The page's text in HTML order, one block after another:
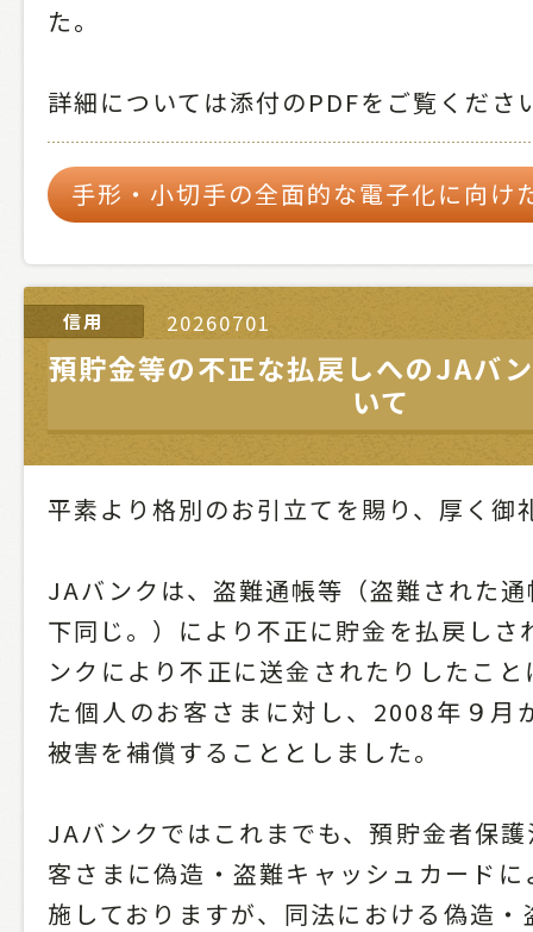
た。
詳細については添付のPDFをご覧くださ
手形・小切手の全面的な電子化に向け
20260701
信用
預貯金等の不正な払戻しへのJAバ
いて
平素より格別のお引立てを賜り、厚く御
JAバンクは、盗難通帳等（盗難された
下同じ。）により不正に貯金を払戻しさ
ンクにより不正に送金されたりしたこ
た個人のお客さまに対し、2008年９月
被害を補償することとしました。
JAバンクではこれまでも、預貯金者保
客さまに偽造・盗難キャッシュカード
施しておりますが、同法における偽造